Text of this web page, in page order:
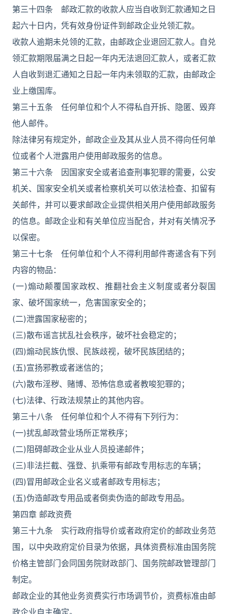
第三十四条 邮政汇款的收款人应当自收到汇款通知之日
起六十日内，凭有效身份证件到邮政企业兑领汇款。
收款人逾期未兑领的汇款，由邮政企业退回汇款人。自兑
领汇款期限届满之日起一年内无法退回汇款人，或者汇款
人自收到退汇通知之日起一年内未领取的汇款，由邮政企
业上缴国库。
第三十五条 任何单位和个人不得私自开拆、隐匿、毁弃
他人邮件。
除法律另有规定外，邮政企业及其从业人员不得向任何单
位或者个人泄露用户使用邮政服务的信息。
第三十六条 因国家安全或者追查刑事犯罪的需要，公安
机关、国家安全机关或者检察机关可以依法检查、扣留有
关邮件，并可以要求邮政企业提供相关用户使用邮政服务
的信息。邮政企业和有关单位应当配合，并对有关情况予
以保密。
第三十七条 任何单位和个人不得利用邮件寄递含有下列
内容的物品：
(一)煽动颠覆国家政权、推翻社会主义制度或者分裂国
家、破坏国家统一，危害国家安全的；
(二)泄露国家秘密的；
(三)散布谣言扰乱社会秩序，破坏社会稳定的；
(四)煽动民族仇恨、民族歧视，破坏民族团结的；
(五)宣扬邪教或者迷信的；
(六)散布淫秽、赌博、恐怖信息或者教唆犯罪的；
(七)法律、行政法规禁止的其他内容。
第三十八条 任何单位和个人不得有下列行为：
(一)扰乱邮政营业场所正常秩序；
(二)阻碍邮政企业从业人员投递邮件；
(三)非法拦截、强登、扒乘带有邮政专用标志的车辆；
(四)冒用邮政企业名义或者邮政专用标志；
(五)伪造邮政专用品或者倒卖伪造的邮政专用品。
第四章 邮政资费
第三十九条 实行政府指导价或者政府定价的邮政业务范
围，以中央政府定价目录为依据，具体资费标准由国务院
价格主管部门会同国务院财政部门、国务院邮政管理部门
制定。
邮政企业的其他业务资费实行市场调节价，资费标准由邮
政企业自主确定。